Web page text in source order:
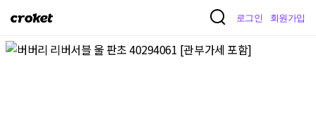
크
켓
로그인 회원가입